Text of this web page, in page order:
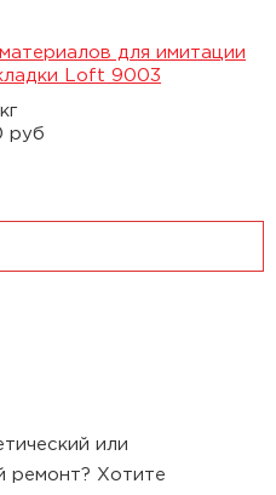
для имитации
Loft 9003
руб
или
ремонт? Хотите